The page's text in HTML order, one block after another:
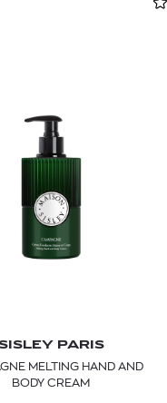
PARIS
MELTING HAND AND
BODY CREAM